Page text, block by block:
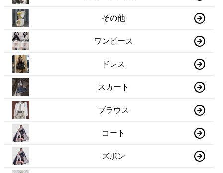
その他
ワンピース
ドレス
スカート
ブラウス
コート
ズボン